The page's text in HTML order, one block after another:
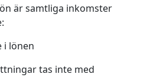
är samtliga inkomster
i lönen
tas inte med